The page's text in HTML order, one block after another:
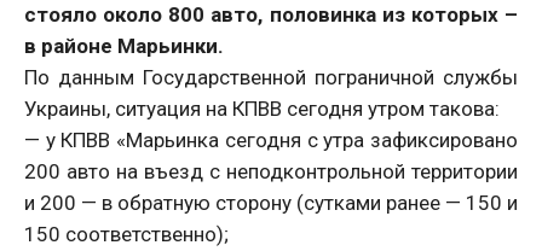
стояло около 800 авто, половинка из которых –
в районе Марьинки.
По данным Государственной пограничной службы
Украины, ситуация на КПВВ сегодня утром такова:
— у КПВВ «Марьинка сегодня с утра зафиксировано
200 авто на въезд с неподконтрольной территории
и 200 — в обратную сторону (сутками ранее — 150 и
150 соответственно);